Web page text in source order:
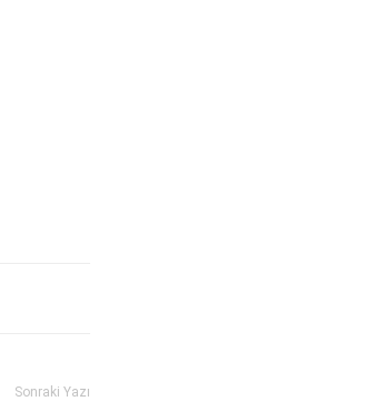
Sonraki Yazı